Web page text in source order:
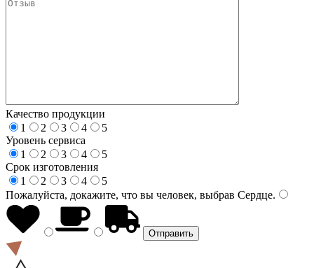
Качество продукции
1
2 3 4
5
Уровень сервиса
1
2 3 4
5
Срок изготовления
1
2 3 4
5
Пожалуйста, докажите, что вы человек, выбрав Сердце.